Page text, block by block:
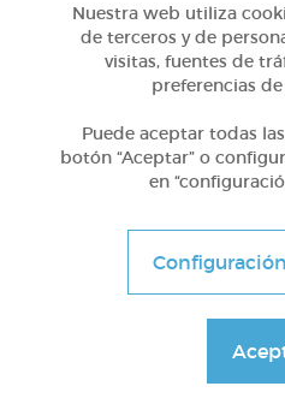
1º Primaria
Geometría y
Nuestra web utiliza
de terceros y de
visitas, fuentes de
preferencias
Puede aceptar todas
botón “Aceptar” o
en